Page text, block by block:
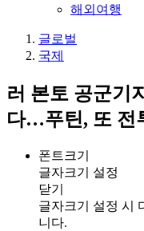
해외여행
글로벌
국제
러 본토 공군기
다…푸틴, 또 전
폰트크기
글자크기 설정
닫기
글자크기 설정 시
니다.